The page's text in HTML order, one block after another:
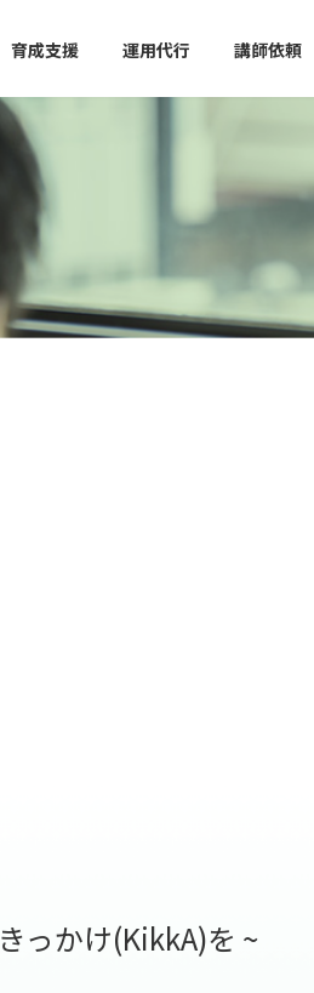
育成支援 運用代行 講師依頼
きっかけ(KikkA)を ~